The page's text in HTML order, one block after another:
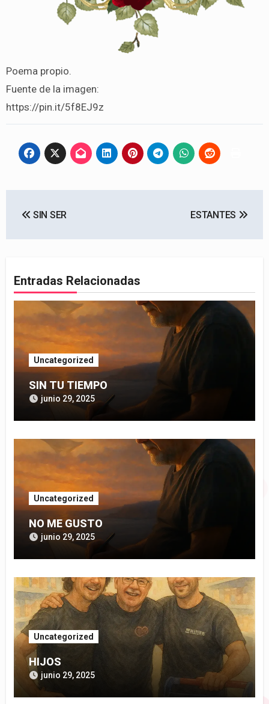
Poema propio.
Fuente de la imagen:
https://pin.it/5f8EJ9z
SIN SER ESTANTES
Entradas Relacionadas
Uncategorized
SIN TU TIEMPO
junio 29, 2025
Uncategorized
NO ME GUSTO
junio 29, 2025
Uncategorized
HIJOS
junio 29, 2025